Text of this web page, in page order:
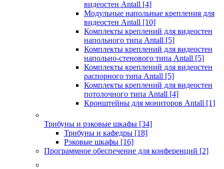
видеостен Antall [4]
Модульные напольные крепления для
видеостен Antall [10]
Комплекты креплений для видеостен
напольного типа Antall [5]
Комплекты креплений для видеостен
напольно-стенового типа Antall [5]
Комплекты креплений для видеостен
распорного типа Antall [5]
Комплекты креплений для видеостен
потолочного типа Antall [4]
Кронштейны для мониторов Antall [1]
Трибуны и рэковые шкафы [34]
Трибуны и кафедры [18]
Рэковые шкафы [16]
Программное обеспечение для конференций [2]